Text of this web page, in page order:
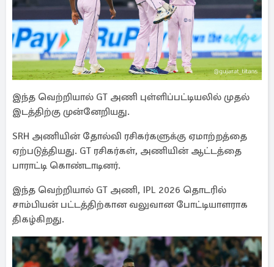
இந்த வெற்றியால் GT அணி புள்ளிப்பட்டியலில் முதல்
இடத்திற்கு முன்னேறியது.
SRH அணியின் தோல்வி ரசிகர்களுக்கு ஏமாற்றத்தை
ஏற்படுத்தியது. GT ரசிகர்கள், அணியின் ஆட்டத்தை
பாராட்டி கொண்டாடினர்.
இந்த வெற்றியால் GT அணி, IPL 2026 தொடரில்
சாம்பியன் பட்டத்திற்கான வலுவான போட்டியாளராக
திகழ்கிறது.